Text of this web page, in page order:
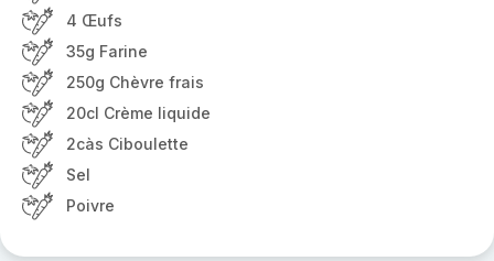
4 Œufs
35g Farine
250g Chèvre frais
20cl Crème liquide
2càs Ciboulette
Sel
Poivre